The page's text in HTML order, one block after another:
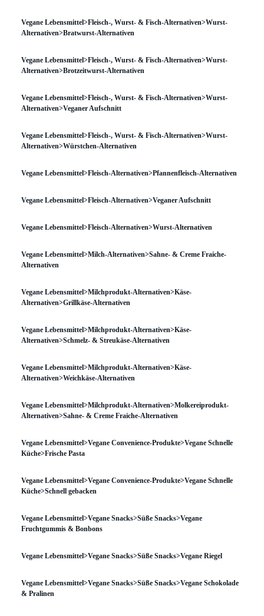
Vegane Lebensmittel>Fleisch-, Wurst- & Fisch-Alternativen>Wurst-
Alternativen>Bratwurst-Alternativen
Vegane Lebensmittel>Fleisch-, Wurst- & Fisch-Alternativen>Wurst-
Alternativen>Brotzeitwurst-Alternativen
Vegane Lebensmittel>Fleisch-, Wurst- & Fisch-Alternativen>Wurst-
Alternativen>Veganer Aufschnitt
Vegane Lebensmittel>Fleisch-, Wurst- & Fisch-Alternativen>Wurst-
Alternativen>Würstchen-Alternativen
Vegane Lebensmittel>Fleisch-Alternativen>Pfannenfleisch-Alternativen
Vegane Lebensmittel>Fleisch-Alternativen>Veganer Aufschnitt
Vegane Lebensmittel>Fleisch-Alternativen>Wurst-Alternativen
Vegane Lebensmittel>Milch-Alternativen>Sahne- & Creme Fraiche-
Alternativen
Vegane Lebensmittel>Milchprodukt-Alternativen>Käse-
Alternativen>Grillkäse-Alternativen
Vegane Lebensmittel>Milchprodukt-Alternativen>Käse-
Alternativen>Schmelz- & Streukäse-Alternativen
Vegane Lebensmittel>Milchprodukt-Alternativen>Käse-
Alternativen>Weichkäse-Alternativen
Vegane Lebensmittel>Milchprodukt-Alternativen>Molkereiprodukt-
Alternativen>Sahne- & Creme Fraiche-Alternativen
Vegane Lebensmittel>Vegane Convenience-Produkte>Vegane Schnelle
Küche>Frische Pasta
Vegane Lebensmittel>Vegane Convenience-Produkte>Vegane Schnelle
Küche>Schnell gebacken
Vegane Lebensmittel>Vegane Snacks>Süße Snacks>Vegane
Fruchtgummis & Bonbons
Vegane Lebensmittel>Vegane Snacks>Süße Snacks>Vegane Riegel
Vegane Lebensmittel>Vegane Snacks>Süße Snacks>Vegane Schokolade
& Pralinen